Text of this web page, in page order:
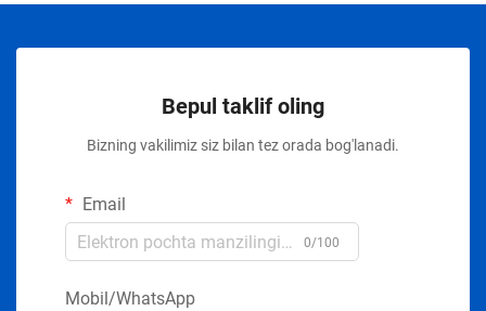
Bepul taklif oling
Bizning vakilimiz siz bilan tez orada bog'lanadi.
Email
0/100
Mobil/WhatsApp